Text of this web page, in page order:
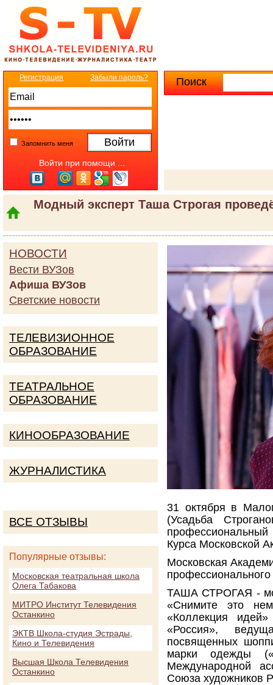
Поиск
Модный эксперт Таша Строгая
Регистрация Забыли пароль?
Запомнить меня
Войти при помощи ...
31 октября в
(Усадьба
Курса Московской
Московская
ТАША СТРОГАЯ -
«Снимите это
«Коллекция
«Россия»,
посвященных
марки одежды
Международной
Союза художников
НОВОСТИ
Вести ВУЗов
Афиша ВУЗов
Светские новости
ТЕЛЕВИЗИОННОЕ
ОБРАЗОВАНИЕ
ТЕАТРАЛЬНОЕ
ОБРАЗОВАНИЕ
КИНООБРАЗОВАНИЕ
ЖУРНАЛИСТИКА
ВСЕ ОТЗЫВЫ
Популярные отзывы:
Московская театральная школа
Олега Табакова
МИТРО Институт Телевидения
Останкино
ЭКТВ Школа-студия Эстрады,
Кино и Телевидения
Высшая Школа Телевидения
Останкино